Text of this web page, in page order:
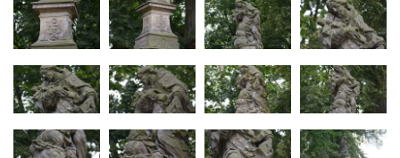
Budějovicích
Sochy brouků u Mlýnské stoky v Českých
Budějovicích
Socha svatého Vincence Ferrerského na
nádvoří kláštera dominikánů v Českých
Budějovicích